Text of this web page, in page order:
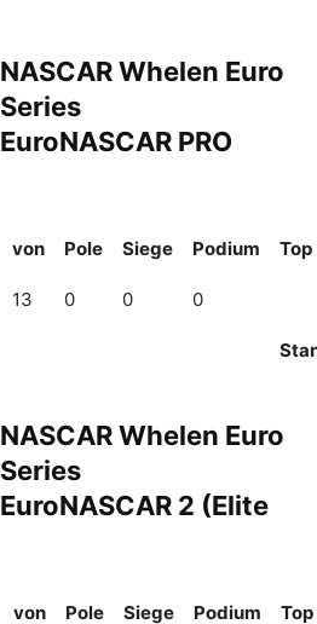
NASCAR Whelen Euro
Series
EuroNASCAR PRO
von Pole Siege Podium Top
13 0 0 0
NASCAR Whelen Euro
Series
EuroNASCAR 2 (Elite
von Pole Siege Podium